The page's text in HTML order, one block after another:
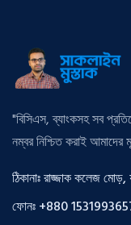
"বিসিএস, ব্যাংকসহ সব
নম্বর নিশ্চিত করাই আমাদের
ঠিকানাঃ রাজ্জাক কলেজ
ফোনঃ +880